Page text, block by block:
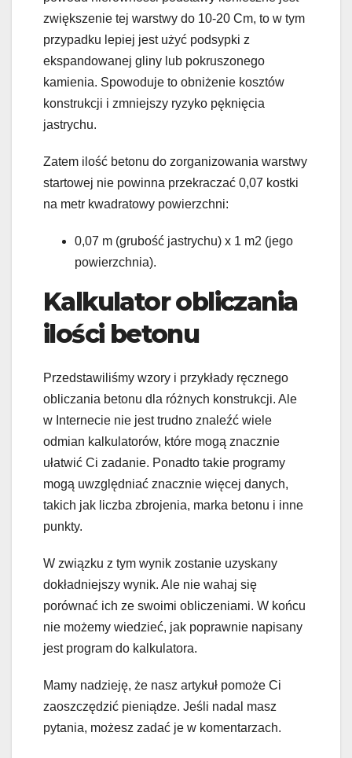
zwiększenie tej warstwy do 10-20 Cm, to w tym
przypadku lepiej jest użyć podsypki z
ekspandowanej gliny lub pokruszonego
kamienia. Spowoduje to obniżenie kosztów
konstrukcji i zmniejszy ryzyko pęknięcia
jastrychu.
Zatem ilość betonu do zorganizowania warstwy
startowej nie powinna przekraczać 0,07 kostki
na metr kwadratowy powierzchni:
0,07 m (grubość jastrychu) x 1 m2 (jego
powierzchnia).
Kalkulator obliczania
ilości betonu
Przedstawiliśmy wzory i przykłady ręcznego
obliczania betonu dla różnych konstrukcji. Ale
w Internecie nie jest trudno znaleźć wiele
odmian kalkulatorów, które mogą znacznie
ułatwić Ci zadanie. Ponadto takie programy
mogą uwzględniać znacznie więcej danych,
takich jak liczba zbrojenia, marka betonu i inne
punkty.
W związku z tym wynik zostanie uzyskany
dokładniejszy wynik. Ale nie wahaj się
porównać ich ze swoimi obliczeniami. W końcu
nie możemy wiedzieć, jak poprawnie napisany
jest program do kalkulatora.
Mamy nadzieję, że nasz artykuł pomoże Ci
zaoszczędzić pieniądze. Jeśli nadal masz
pytania, możesz zadać je w komentarzach.